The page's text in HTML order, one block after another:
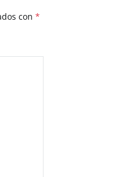
con *